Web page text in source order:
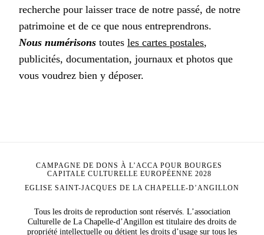
recherche pour laisser trace de notre passé, de notre
patrimoine et de ce que nous entreprendrons.
Nous numérisons toutes les cartes postales,
publicités, documentation, journaux et photos que
vous voudrez bien y déposer.
Tous les droits de reproduction sont réservés. L’association
Culturelle de La Chapelle-d’Angillon est titulaire des droits de
propriété intellectuelle ou détient les droits d’usage sur tous les
CAMPAGNE DE DONS À L’ACCA POUR BOURGES
CAPITALE CULTURELLE EUROPÉENNE 2028
EGLISE SAINT-JACQUES DE LA CHAPELLE-D’ANGILLON